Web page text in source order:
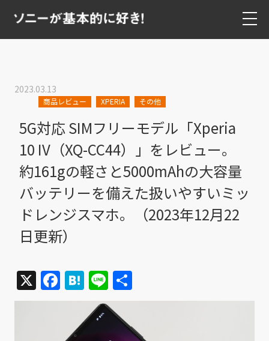
2023.03.13
商品レビュー XPERIA その他
5G対応 SIMフリーモデル「Xperia
10 IV（XQ-CC44）」をレビュー。
約161gの軽さと5000mAhの大容量
バッテリーを備えた扱いやすいミッ
ドレンジスマホ。（2023年12月22
日更新）
X Facebook
Hatena
Line
有